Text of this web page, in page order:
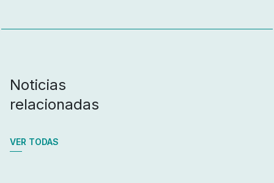
Noticias
relacionadas
VER TODAS